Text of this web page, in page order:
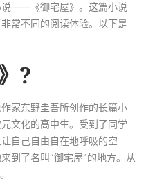
说——《御宅屋》。这篇小说
常不同的阅读体验。以下是
?
家东野圭吾所创作的长篇小
文化的高中生。受到了同学
自己自由自在地呼吸的空
到了名叫“御宅屋”的地方。从